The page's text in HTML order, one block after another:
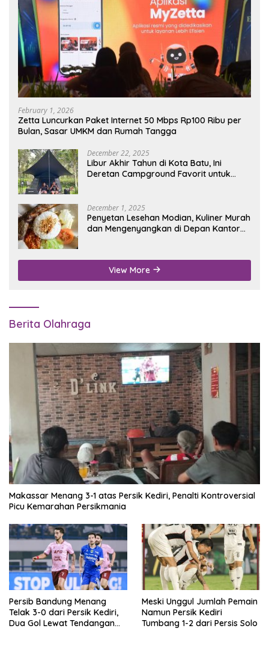
February 1, 2026
Zetta Luncurkan Paket Internet 50 Mbps Rp100 Ribu per
Bulan, Sasar UMKM dan Rumah Tangga
December 22, 2025
Libur Akhir Tahun di Kota Batu, Ini
Deretan Campground Favorit untuk
December 1, 2025
Penyetan Lesehan Modian, Kuliner Murah
dan Mengenyangkan di Depan Kantor
View More
Berita Olahraga
Makassar Menang 3-1 atas Persik Kediri, Penalti Kontroversial
Picu Kemarahan Persikmania
Persib Bandung Menang
Telak 3-0 dari Persik Kediri,
Dua Gol Lewat Tendangan
Meski Unggul Jumlah Pemain
Namun Persik Kediri
Tumbang 1-2 dari Persis Solo